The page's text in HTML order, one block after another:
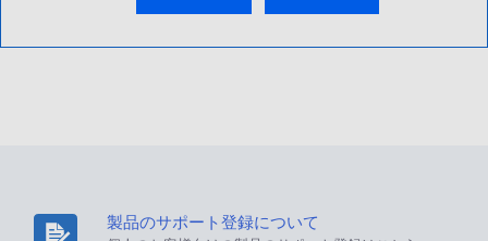
製品のサポート登録について